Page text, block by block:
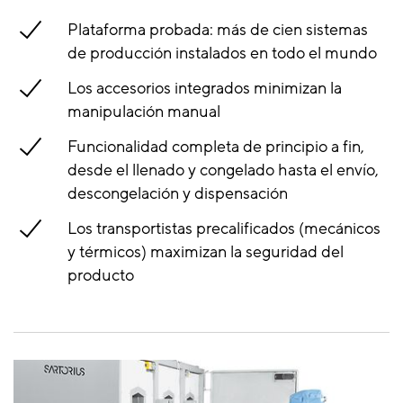
Plataforma probada: más de cien sistemas
de producción instalados en todo el mundo
Los accesorios integrados minimizan la
manipulación manual
Funcionalidad completa de principio a fin,
desde el llenado y congelado hasta el envío,
descongelación y dispensación
Los transportistas precalificados (mecánicos
y térmicos) maximizan la seguridad del
producto